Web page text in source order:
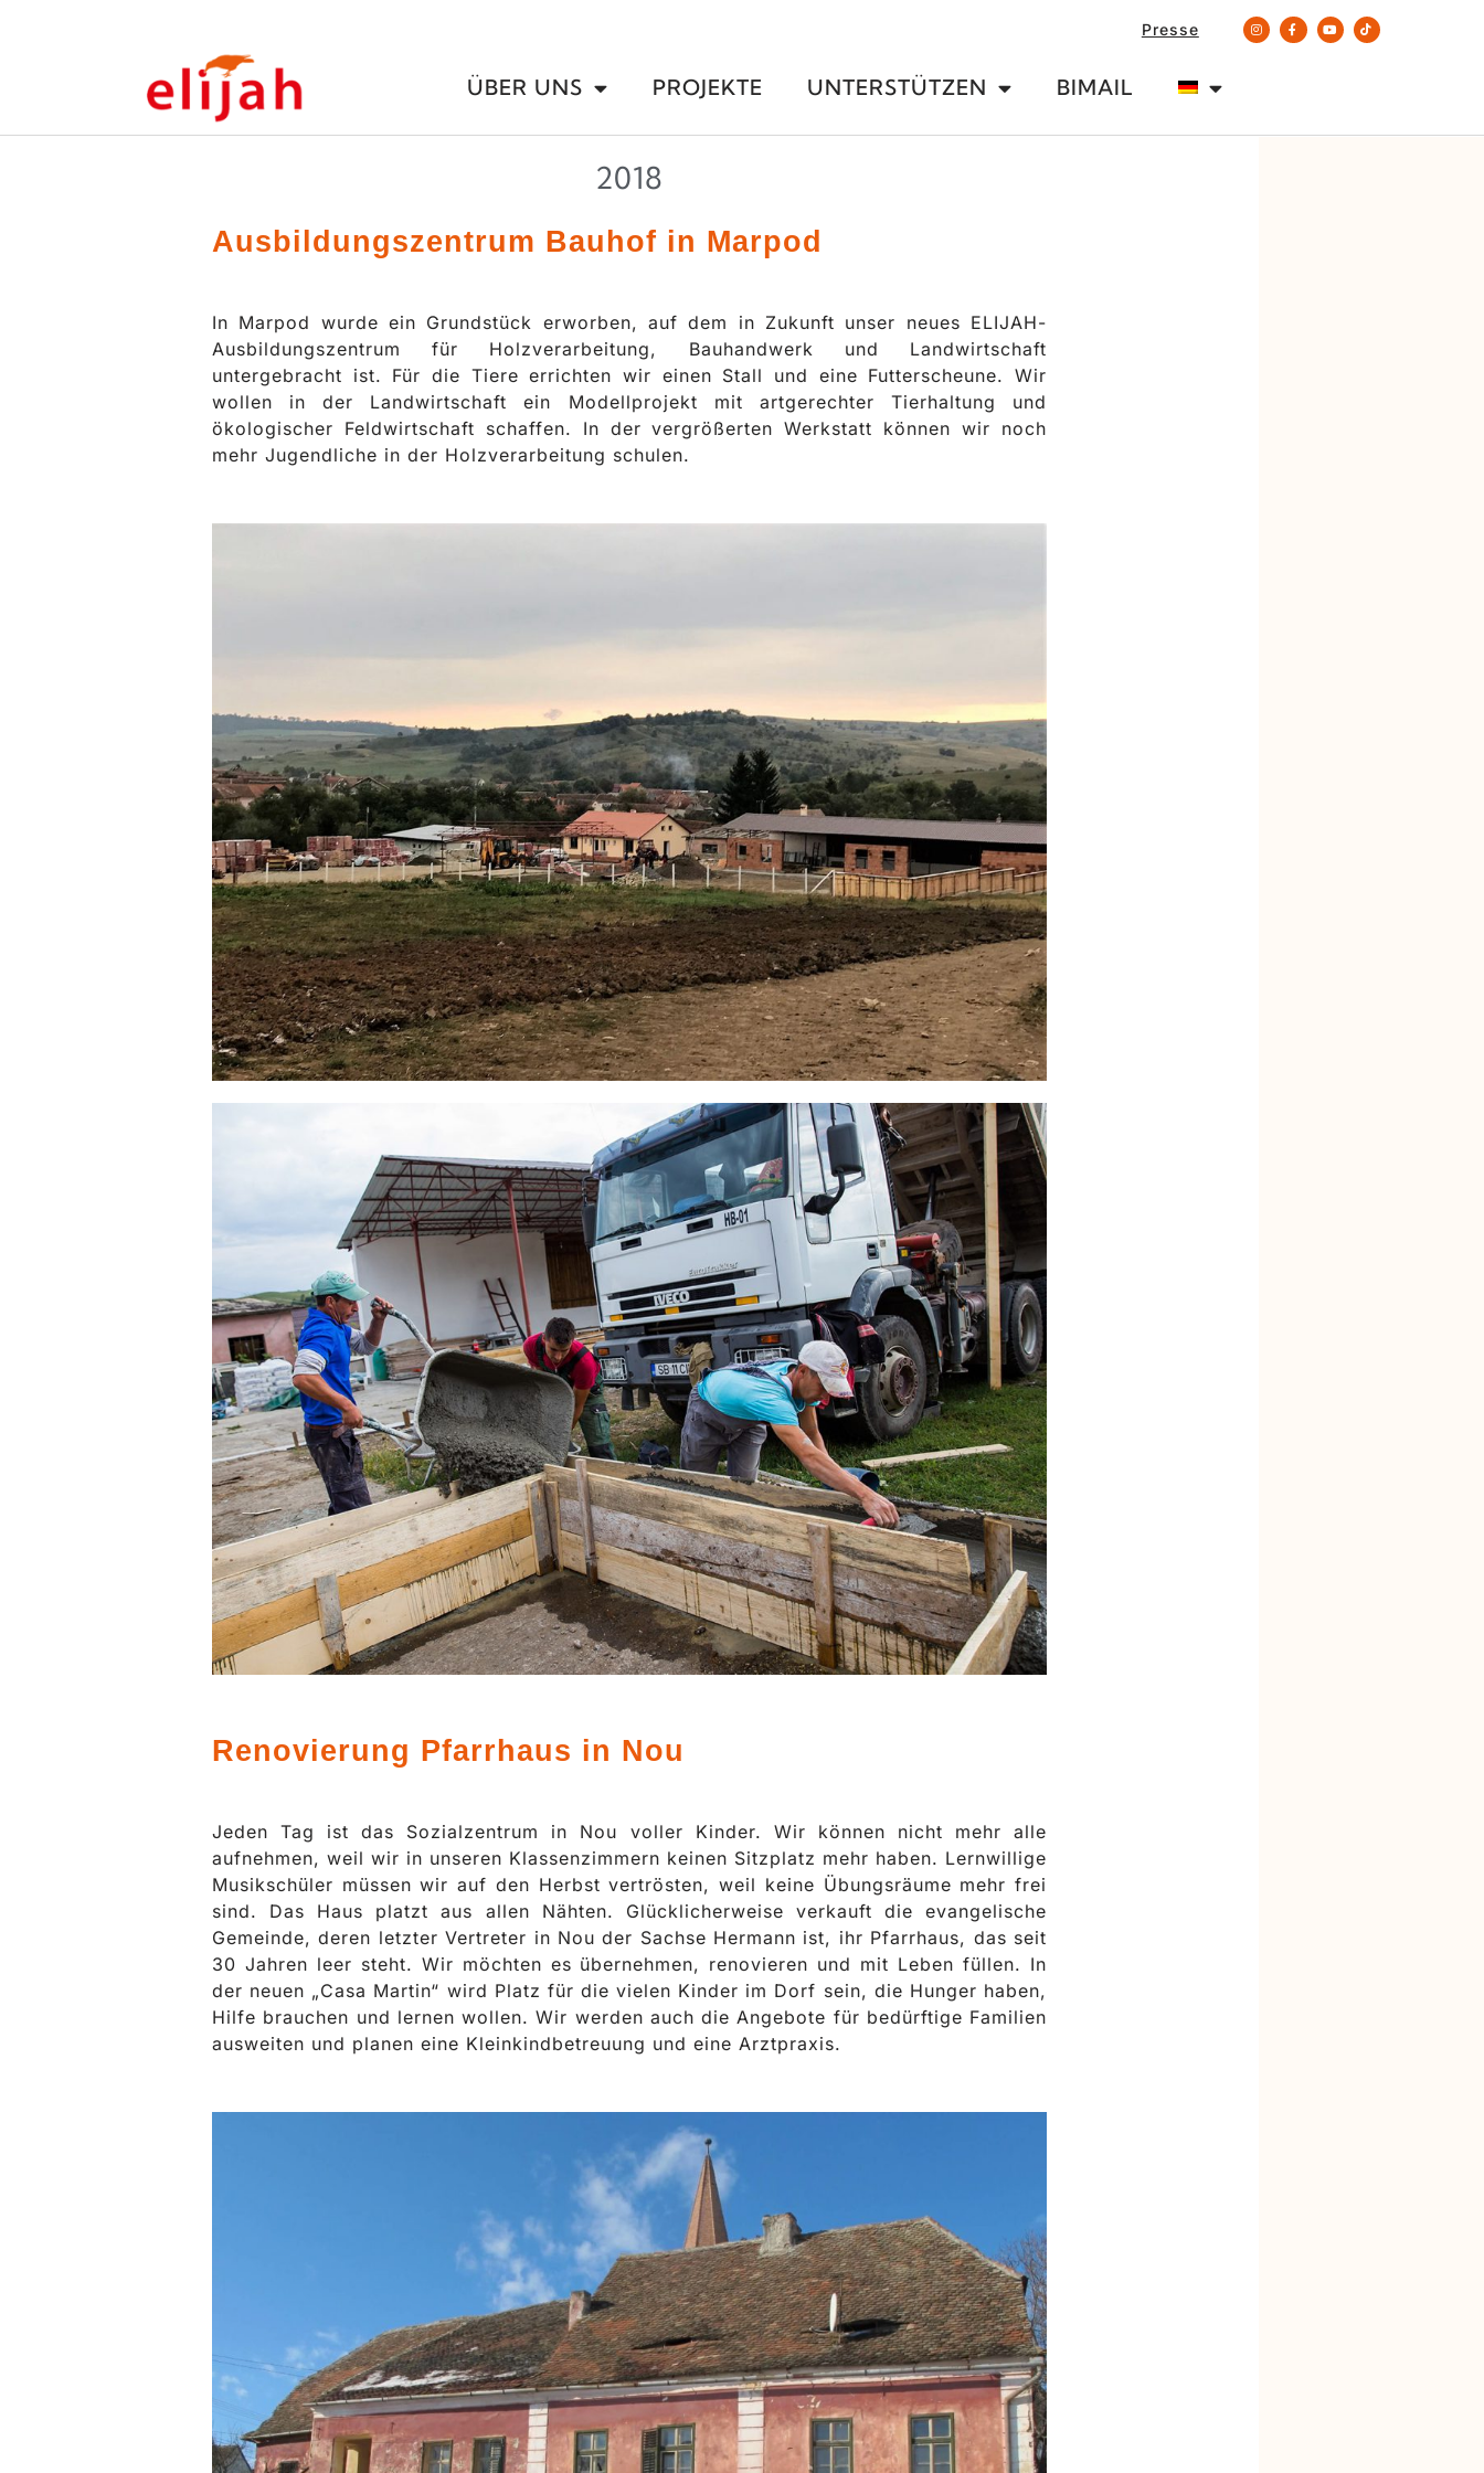
Presse
ÜBER UNS PROJEKTE UNTERSTÜTZEN BIMAIL
2018
Ausbildungszentrum Bauhof in Marpod
In Marpod wurde ein Grundstück erworben, auf dem in Zukunft unser neues ELIJAH-
Ausbildungszentrum für Holzverarbeitung, Bauhandwerk und Landwirtschaft
untergebracht ist. Für die Tiere errichten wir einen Stall und eine Futterscheune. Wir
wollen in der Landwirtschaft ein Modellprojekt mit artgerechter Tierhaltung und
ökologischer Feldwirtschaft schaffen. In der vergrößerten Werkstatt können wir noch
mehr Jugendliche in der Holzverarbeitung schulen.
Renovierung Pfarrhaus in Nou
Jeden Tag ist das Sozialzentrum in Nou voller Kinder. Wir können nicht mehr alle
aufnehmen, weil wir in unseren Klassenzimmern keinen Sitzplatz mehr haben. Lernwillige
Musikschüler müssen wir auf den Herbst vertrösten, weil keine Übungsräume mehr frei
sind. Das Haus platzt aus allen Nähten. Glücklicherweise verkauft die evangelische
Gemeinde, deren letzter Vertreter in Nou der Sachse Hermann ist, ihr Pfarrhaus, das seit
30 Jahren leer steht. Wir möchten es übernehmen, renovieren und mit Leben füllen. In
der neuen „Casa Martin“ wird Platz für die vielen Kinder im Dorf sein, die Hunger haben,
Hilfe brauchen und lernen wollen. Wir werden auch die Angebote für bedürftige Familien
ausweiten und planen eine Kleinkindbetreuung und eine Arztpraxis.